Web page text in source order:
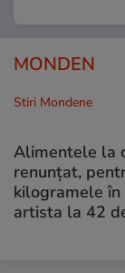
MONDEN
Stiri Mondene
Alimentele la
renunțat,
kilogramele
artista la 42